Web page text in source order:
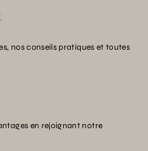
nos conseils pratiques et toutes
en rejoignant notre